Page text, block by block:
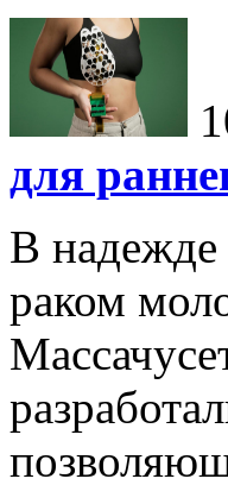
для
В
раком